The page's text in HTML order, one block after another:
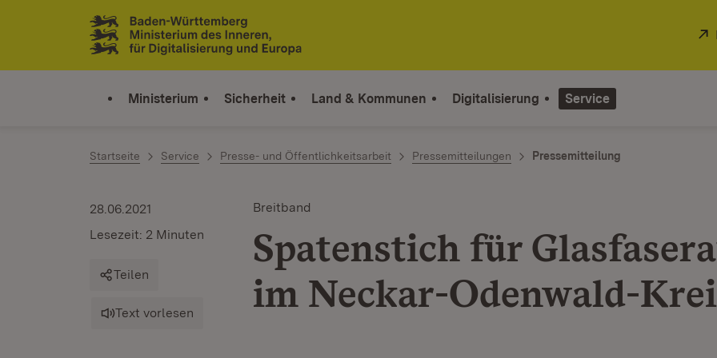
Zum Inhalt springen
Link zur Startseite
Ministerium Sicherheit Land & Kommunen Digitalisierung Service
Startseite Service Presse- und Öffentlichkeitsarbeit Pressemitteilungen Pressemitteilung
Breitband
Spatenstich für
im Neckar-Odenwald-
28.06.2021
Lesezeit: 2 Minuten
Teilen
Text vorlesen